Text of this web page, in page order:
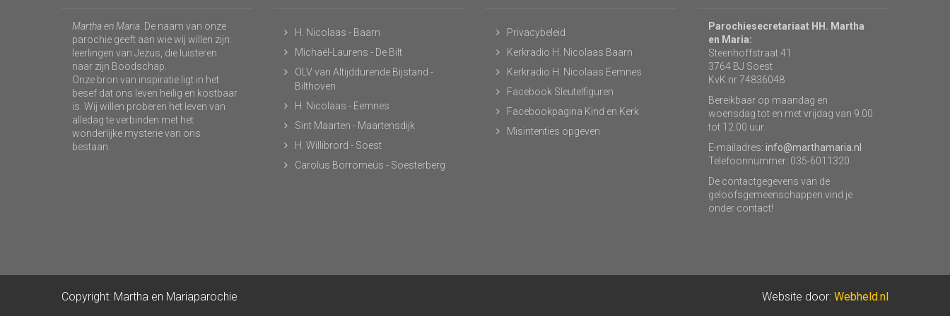
Martha en Maria . De naam van onze
parochie geeft aan wie wij willen zijn:
leerlingen van Jezus, die luisteren
naar zijn Boodschap.
Onze bron van inspiratie ligt in het
besef dat ons leven heilig en kostbaar
is. Wij willen proberen het leven van
alledag te verbinden met het
wonderlijke mysterie van ons
bestaan.
H. Nicolaas - Baarn
Michaël-Laurens - De Bilt
OLV van Altijddurende Bijstand -
Bilthoven
H. Nicolaas - Eemnes
Sint Maarten - Maartensdijk
H. Willibrord - Soest
Carolus Borromeüs - Soesterberg
Privacybeleid
Kerkradio H. Nicolaas Baarn
Kerkradio H. Nicolaas Eemnes
Facebook Sleutelfiguren
Facebookpagina Kind en Kerk
Misintenties opgeven
Parochiesecretariaat HH. Martha
en Maria:
Steenhoffstraat 41
3764 BJ Soest
KvK nr 74836048
Bereikbaar op maandag en
woensdag tot en met vrijdag van 9.00
tot 12.00 uur.
E-mailadres: info@marthamaria.nl
Telefoonnummer: 035-6011320
De contactgegevens van de
geloofsgemeenschappen vind je
onder contact!
Copyright: Martha en Mariaparochie Website door: Webheld.nl